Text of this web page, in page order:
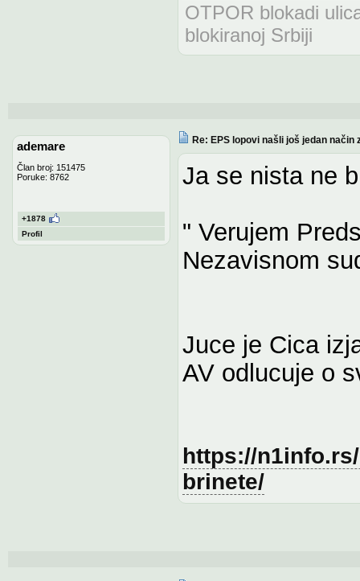
OTPOR blokadi
blokiranoj Srbiji
ademare
Član broj: 151475
Poruke: 8762
+1878
Profil
Re: EPS lopovi našli još jedan način
Ja se nista ne
" Verujem
Nezavisnom
Juce je Cica
AV odlucuje o
https://
brinete/